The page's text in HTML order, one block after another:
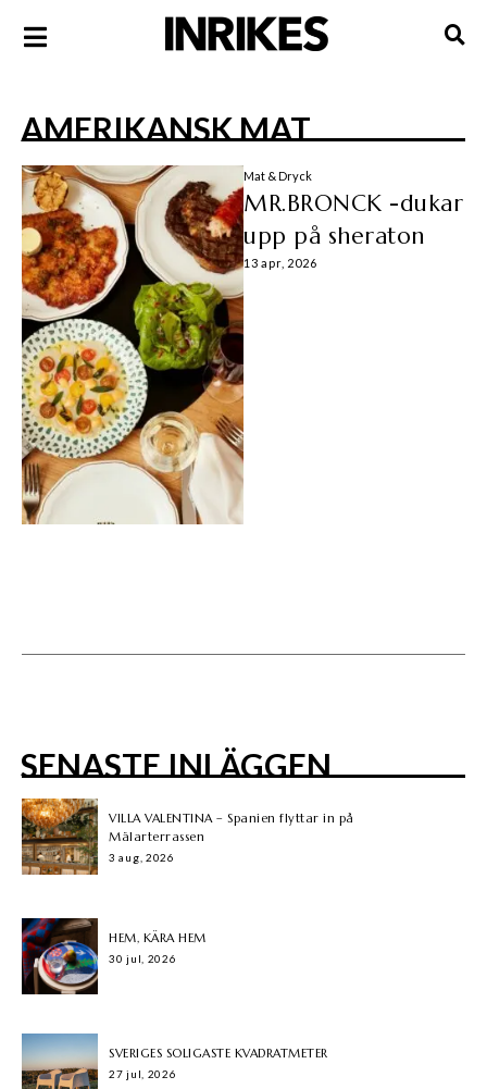
AMERIKANSK MAT
Mat & Dryck
MR.BRONCK -dukar
upp på sheraton
13 apr, 2026
SENASTE INLÄGGEN
VILLA VALENTINA – Spanien flyttar in på
Mälarterrassen
3 aug, 2026
HEM, KÄRA HEM
30 jul, 2026
SVERIGES SOLIGASTE KVADRATMETER
27 jul, 2026